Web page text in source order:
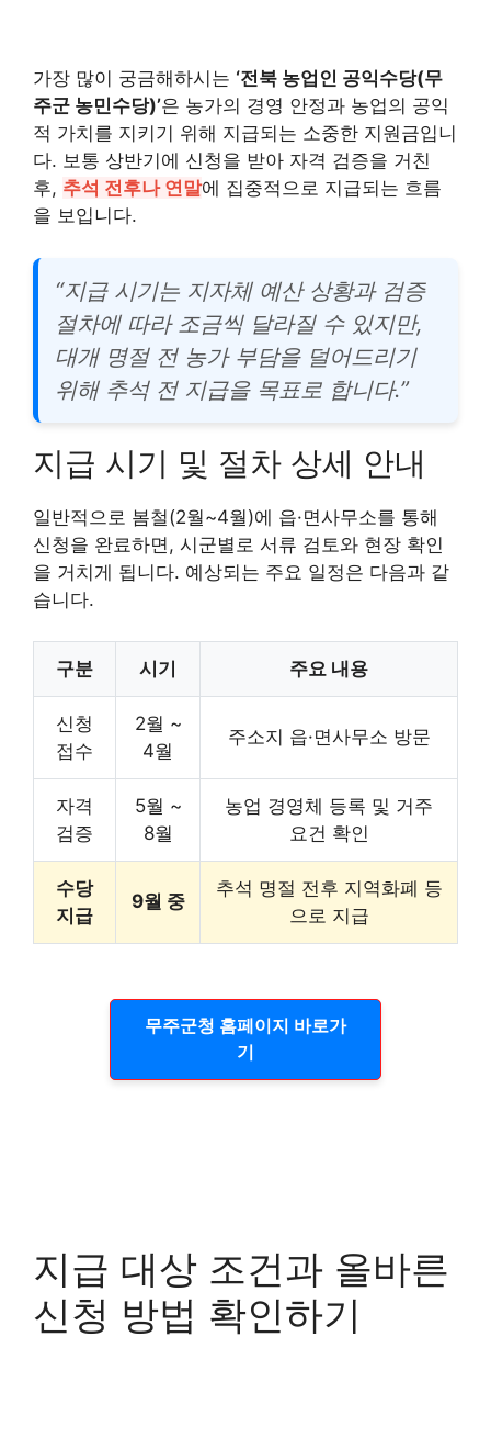
가장 많이 궁금해하시는 ‘전북 농업인 공익수당(무
주군 농민수당)’은 농가의 경영 안정과 농업의 공익
적 가치를 지키기 위해 지급되는 소중한 지원금입니
다. 보통 상반기에 신청을 받아 자격 검증을 거친
후, 추석 전후나 연말에 집중적으로 지급되는 흐름
을 보입니다.
“지급 시기는 지자체 예산 상황과 검증
절차에 따라 조금씩 달라질 수 있지만,
대개 명절 전 농가 부담을 덜어드리기
위해 추석 전 지급을 목표로 합니다.”
지급 시기 및 절차 상세 안내
일반적으로 봄철(2월~4월)에 읍·면사무소를 통해
신청을 완료하면, 시군별로 서류 검토와 현장 확인
을 거치게 됩니다. 예상되는 주요 일정은 다음과 같
습니다.
구분 시기 주요 내용
신청
접수
2월 ~
4월
주소지 읍·면사무소 방문
자격
검증
5월 ~
8월
농업 경영체 등록 및 거주
요건 확인
수당
지급
9월 중
추석 명절 전후 지역화폐 등
으로 지급
무주군청 홈페이지 바로가
기
지급 대상 조건과 올바른
신청 방법 확인하기